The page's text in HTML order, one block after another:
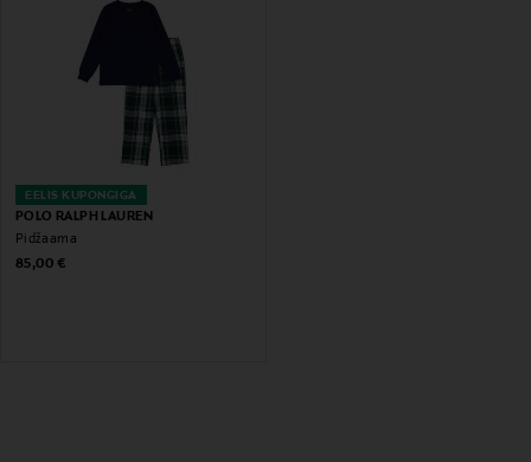
EELIS KUPONGIGA
POLO RALPH LAUREN
Pidžaama
Original Price
85,00 €